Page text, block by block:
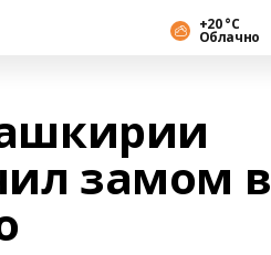
+20 °С
Облачно
замом в